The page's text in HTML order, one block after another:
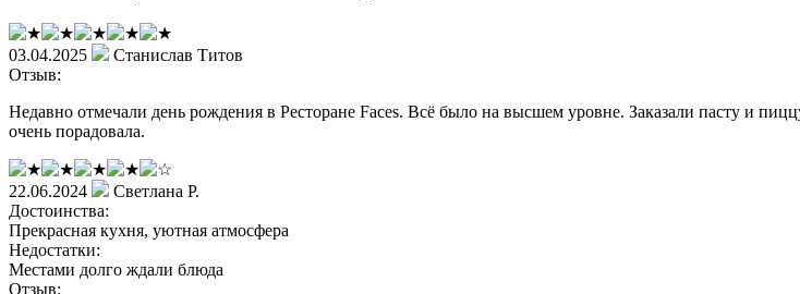
03.04.2025
Станислав Титов
Отзыв:
Недавно отмечали день рождения в Ресторане Faces. Всё было на высшем уровне. Заказали пасту и
очень порадовала.
22.06.2024
Светлана Р.
Достоинства:
Прекрасная кухня, уютная атмосфера
Недостатки:
Местами долго ждали блюда
Отзыв: